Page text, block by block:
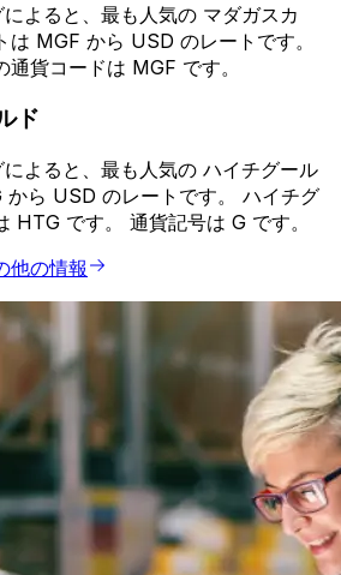
よると、最も人気の マダガスカ
は MGF から USD のレートです。
貨コードは MGF です。
ド
よると、最も人気の ハイチグール
から USD のレートです。 ハイチグ
HTG です。 通貨記号は G です。
他の情報